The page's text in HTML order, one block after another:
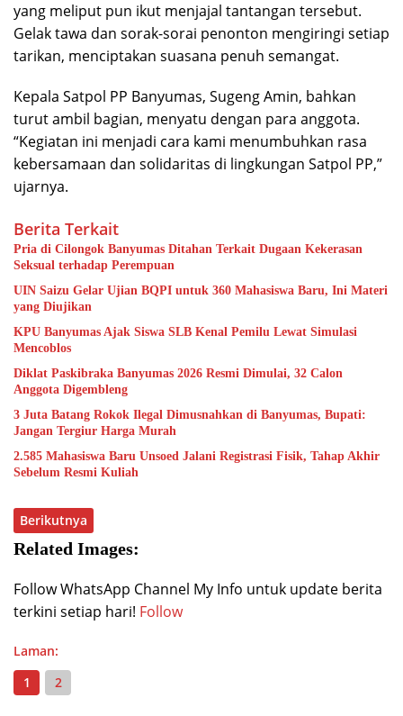
yang meliput pun ikut menjajal tantangan tersebut.
Gelak tawa dan sorak-sorai penonton mengiringi setiap
tarikan, menciptakan suasana penuh semangat.
Kepala Satpol PP Banyumas, Sugeng Amin, bahkan
turut ambil bagian, menyatu dengan para anggota.
“Kegiatan ini menjadi cara kami menumbuhkan rasa
kebersamaan dan solidaritas di lingkungan Satpol PP,”
ujarnya.
Berita Terkait
Pria di Cilongok Banyumas Ditahan Terkait Dugaan Kekerasan
Seksual terhadap Perempuan
UIN Saizu Gelar Ujian BQPI untuk 360 Mahasiswa Baru, Ini Materi
yang Diujikan
KPU Banyumas Ajak Siswa SLB Kenal Pemilu Lewat Simulasi
Mencoblos
Diklat Paskibraka Banyumas 2026 Resmi Dimulai, 32 Calon
Anggota Digembleng
3 Juta Batang Rokok Ilegal Dimusnahkan di Banyumas, Bupati:
Jangan Tergiur Harga Murah
2.585 Mahasiswa Baru Unsoed Jalani Registrasi Fisik, Tahap Akhir
Sebelum Resmi Kuliah
Berikutnya
Related Images:
Follow WhatsApp Channel My Info untuk update berita
terkini setiap hari! Follow
Laman:
1
2